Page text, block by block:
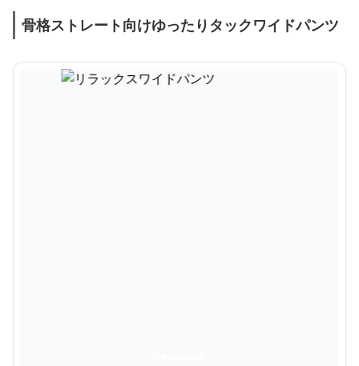
骨格ストレート向けゆったりタックワイドパンツ